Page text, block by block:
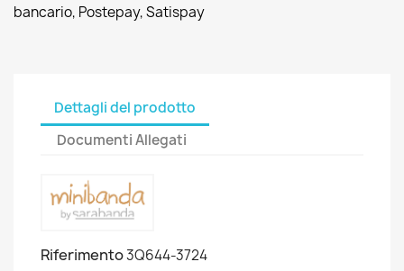
bancario, Postepay, Satispay
Dettagli del prodotto
Documenti Allegati
Riferimento3Q644-3724